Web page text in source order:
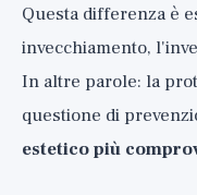
Questa differenza è
invecchiamento,
In altre parole: la
questione di
estetico più